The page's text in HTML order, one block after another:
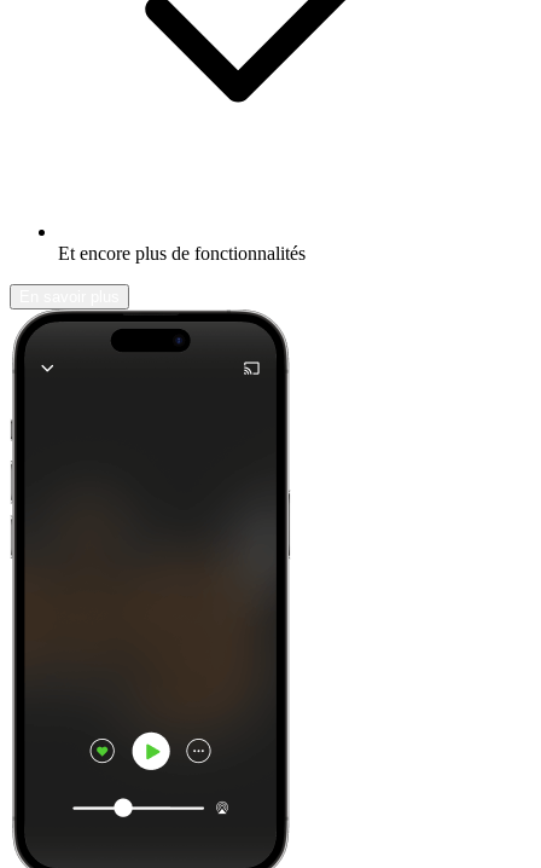
Et encore plus de fonctionnalités